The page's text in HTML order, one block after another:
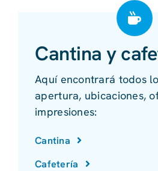
Cantina y
Aquí encontrará todos
apertura, ubicaciones,
impresiones:
Cantina
Cafetería